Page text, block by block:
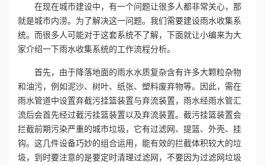
心
工
在现在城市建设中，有一个问题让很多人都非常关心，那
就是城市内涝。为了解决这一问题。我们需要建设雨水收集系
统。而很多人可能对于这套系统不了解，下面就让小编来为大
家介绍一下雨水收集系统的工作流程分析。
首先，由于降落地面的雨水水质复杂含有许多大颗粒杂物
和油污，例如泥沙、树叶、纸张、塑料废弃物等。因此，需在
雨水管道中设置弃截污挂篮装置与弃流装置，雨水经雨水管汇
流后会首先经过截污挂篮装置以及弃流装置。截污挂篮装置会
拦截前期污染严重的城市垃圾，它有过滤网、提篮、外壳、挂
钩。这几件设备巧妙的组合运用，能有效的拦截体积较大的垃
圾，到时要注意的是要定时清理过滤网，不要因为过滤网垃圾